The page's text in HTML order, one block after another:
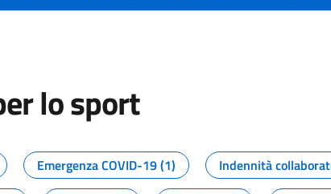
lo sport
dal Dipartimento per lo
Emergenza COVID-19 (1) Indennità